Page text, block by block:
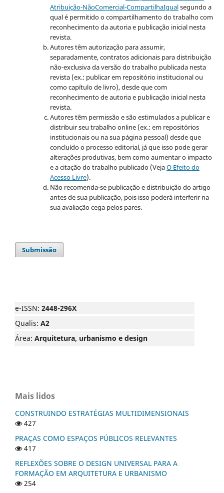
Atribuição-NãoComercial-CompartilhaIgualsegundo a
qual é permitido o compartilhamento do trabalho com
reconhecimento da autoria e publicação inicial nesta
revista.
Autores têm autorização para assumir,
separadamente, contratos adicionais para distribuição
não-exclusiva da versão do trabalho publicada nesta
revista (ex.: publicar em repositório institucional ou
como capítulo de livro), desde que com
reconhecimento de autoria e publicação inicial nesta
revista.
Autores têm permissão e são estimulados a publicar e
distribuir seu trabalho online (ex.: em repositórios
institucionais ou na sua página pessoal) desde que
concluído o processo editorial, já que isso pode gerar
alterações produtivas, bem como aumentar o impacto
e a citação do trabalho publicado (VejaO Efeito do
Acesso Livre).
Não recomenda-se publicação e distribuição do artigo
antes de sua publicação, pois isso poderá interferir na
sua avaliação cega pelos pares.
Submissão
e-ISSN: 2448-296X
Qualis: A2
Área: Arquitetura, urbanismo e design
Mais lidos
CONSTRUINDO ESTRATÉGIAS MULTIDIMENSIONAIS
427
PRAÇAS COMO ESPAÇOS PÚBLICOS RELEVANTES
417
REFLEXÕES SOBRE O DESIGN UNIVERSAL PARA A
FORMAÇÃO EM ARQUITETURA E URBANISMO
254